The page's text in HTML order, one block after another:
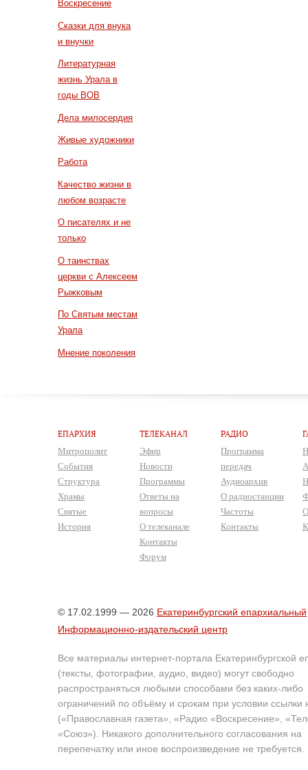
Воскресение
Сказки для внука
и внучки
Литературная
жизнь Урала в
годы ВОВ
Дела милосердия
Живые художники
Работа
Качество жизни в
любом возрасте
О писателях и не
только
О таинствах
церкви с Алексеем
Рыжковым
По Святым местам
Урала
Мнение поколения
ЕПАРХИЯ
Митрополит
События
Структура
Храмы
Святые
История
ТЕЛЕКАНАЛ
Эфир
Новости
Программы
Ответы на
вопросы
О телеканале
Контакты
Форум
РАДИО
Программа
передач
Аудиоархив
О радиостанции
Частоты
Контакты
© 17.02.1999 — 2026 Екатеринбургский епархиальный
Информационно-издательский центр
Все материалы интернет-портала Екатеринбургской
(тексты, фотографии, аудио, видео) могут свободно
распространяться любыми способами без каких-либо
ограничений по объёму и срокам при условии ссылки
(«Православная газета», «Радио «Воскресение»,
«Союз»). Никакого дополнительного согласования на
перепечатку или иное воспроизведение не требуется.